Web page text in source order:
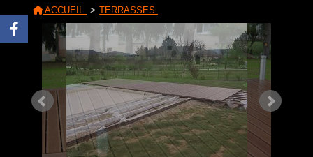
ACCUEIL TERRASSES